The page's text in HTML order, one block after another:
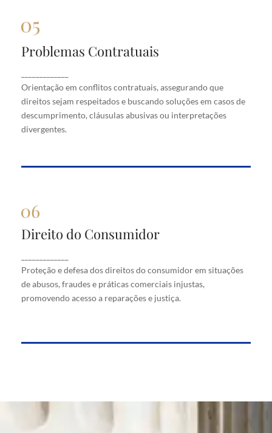
Problemas Contratuais
Orientação em conflitos contratuais, assegurando que
direitos sejam respeitados e buscando soluções em casos de
descumprimento, cláusulas abusivas ou interpretações
divergentes.
Problemas Contratuais
que direitos sejam respeitados e buscando soluções
em casos de descumprimento, cláusulas abusivas
ou interpretações divergentes.
Direito do Consumidor
Proteção e defesa dos direitos do consumidor em situações
de abusos, fraudes e práticas comerciais injustas,
promovendo acesso a reparações e justiça.
Direito do Consumidor
situações de abusos, fraudes e práticas comerciais
injustas, promovendo acesso a reparações e justiça.